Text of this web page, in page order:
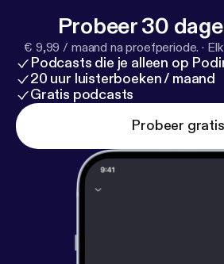
Probeer 30
€ 9,99 / maand na proefperiode. ·
Podcasts die je alleen op
20 uur luisterboeken / maand
Gratis podcasts
Probeer gratis